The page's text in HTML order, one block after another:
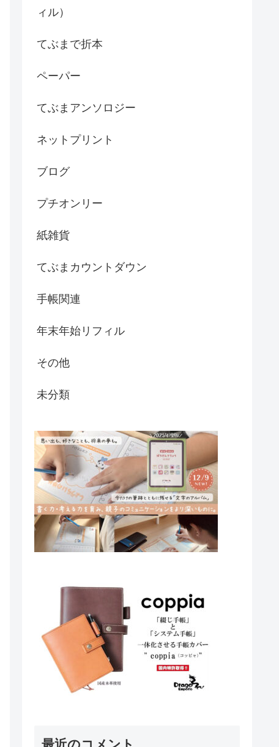
ィル）
てぶまで折本
ペーパー
てぶまアンソロジー
ネットプリント
ブログ
プチオンリー
紙雑貨
てぶまカウントダウン
手帳関連
年末年始リフィル
その他
未分類
最近のコメント